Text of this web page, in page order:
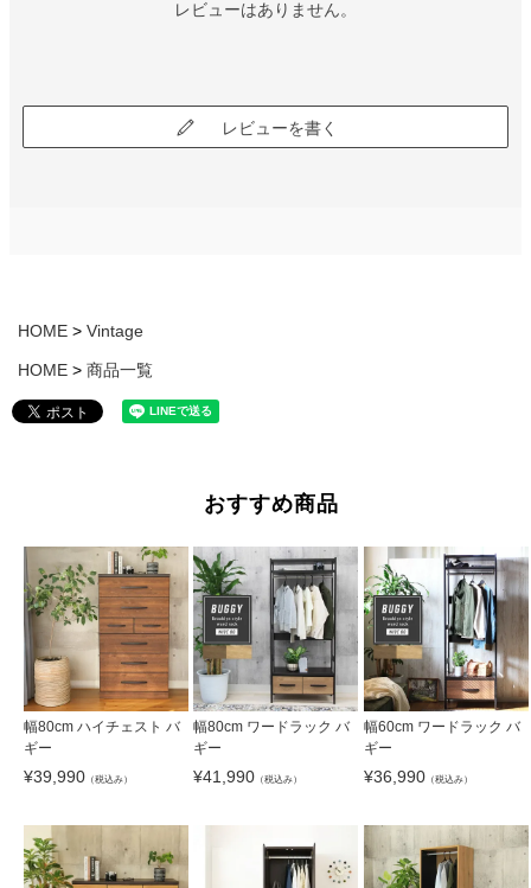
レビューはありません。
レビューを書く
HOME Vintage
HOME 商品一覧
おすすめ商品
幅80cm ハイチェスト バ
ギー
¥39,990 （税込み）
幅80cm ワードラック バ
ギー
¥41,990 （税込み）
幅60cm ワードラック バ
ギー
¥36,990（税込み）